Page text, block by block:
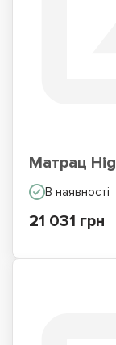
Матрац
В наявності
21 031 грн